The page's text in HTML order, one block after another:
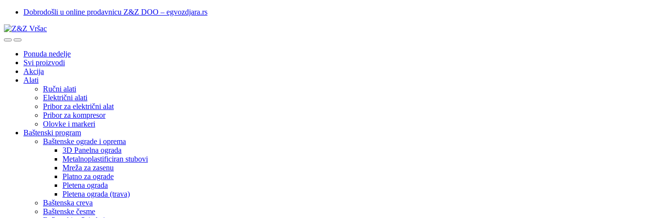
Skip
navigation
Skip
content
Dobrodošli u online prodavnicu Z&Z DOO – egvozdjara.rs
Ponuda nedelje
Svi proizvodi
Akcija
Alati
Ručni alati
Električni alati
Pribor za električni alat
Pribor za kompresor
Olovke i markeri
Baštenski program
Baštenske ograde i oprema
3D Panelna ograda
Metalnoplastificiran stubovi
Mreža za zasenu
Platno za ograde
Pletena ograda
Pletena ograda (trava)
Baštenska creva
Baštenske česme